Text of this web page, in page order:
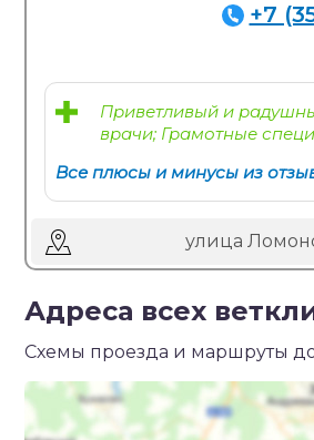
+7
Приветливый и
врачи; Грамотные
Все плюсы и минусы из
улица
Адреса всех
Схемы проезда и маршруты